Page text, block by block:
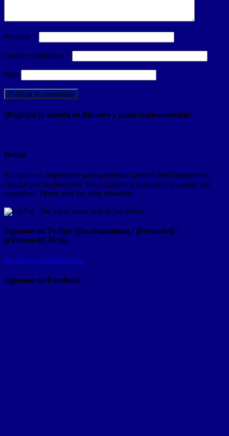
Nombre *
Correo electrónico *
Web
¡Registra tu cuenta en Binance y gana criptomonedas!
Donar
Tu apoyo es importante para garantizar nuestro funcionamiento /
Gracias por tu donación. Your support is important to ensure our
operation. Thank you for your donation.
Síguenos en Twitter @acaeslanoticia / @rccarlosj /
@PromoACAVzla
Tweets by acaeslanoticia
Siguenos en Facebook